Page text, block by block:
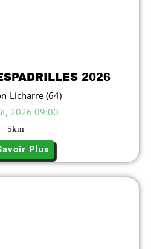
2026
Licharre (64)
2026 09:00
5km
Plus